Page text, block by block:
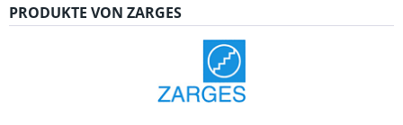
PRODUKTE VON ZARGES